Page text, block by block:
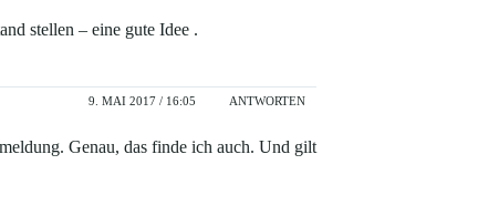
stellen – eine gute Idee .
9. MAI 2017 / 16:05 ANTWORTEN
Genau, das finde ich auch. Und gilt